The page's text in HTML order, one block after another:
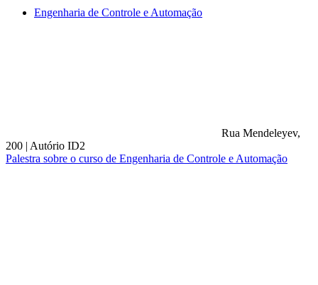
Engenharia de Controle e Automação
Rua Mendeleyev,
200 | Autório ID2
Palestra sobre o curso de Engenharia de Controle e Automação